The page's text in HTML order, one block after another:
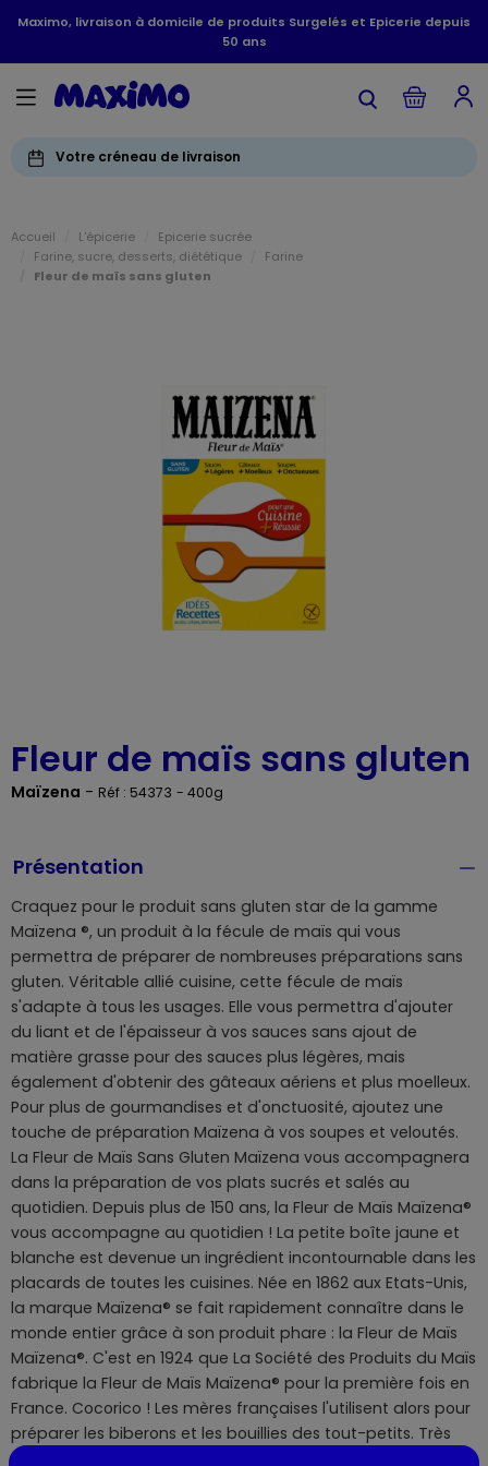
Maximo, livraison à domicile de produits Surgelés et Epicerie depuis
50 ans
Votre créneau de livraison
Accueil L'épicerie
Epicerie sucrée
Farine, sucre, desserts, diététique
Farine
Fleur de maïs sans gluten
Fleur de maïs sans gluten
Maïzena - Réf : 54373 - 400g
Présentation
Craquez pour le produit sans gluten star de la gamme
Maïzena ®, un produit à la fécule de maïs qui vous
permettra de préparer de nombreuses préparations sans
gluten. Véritable allié cuisine, cette fécule de maïs
s'adapte à tous les usages. Elle vous permettra d'ajouter
du liant et de l'épaisseur à vos sauces sans ajout de
matière grasse pour des sauces plus légères, mais
également d'obtenir des gâteaux aériens et plus moelleux.
Pour plus de gourmandises et d'onctuosité, ajoutez une
touche de préparation Maïzena à vos soupes et veloutés.
La Fleur de Maïs Sans Gluten Maïzena vous accompagnera
dans la préparation de vos plats sucrés et salés au
quotidien. Depuis plus de 150 ans, la Fleur de Maïs Maïzena®
vous accompagne au quotidien ! La petite boîte jaune et
blanche est devenue un ingrédient incontournable dans les
placards de toutes les cuisines. Née en 1862 aux Etats-Unis,
la marque Maïzena® se fait rapidement connaître dans le
monde entier grâce à son produit phare : la Fleur de Maïs
Maïzena®. C'est en 1924 que La Société des Produits du Maïs
fabrique la Fleur de Maïs Maïzena® pour la première fois en
France. Cocorico ! Les mères françaises l'utilisent alors pour
préparer les biberons et les bouillies des tout-petits. Très
vite, la Fleur de Maïs® prend ses quartiers dans les cuisines